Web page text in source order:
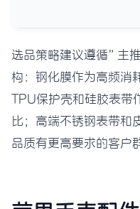
选品策略建议遵循”主
构：钢化膜作为高频消
TPU保护壳和硅胶表带
比；高端不锈钢表带和
品质有更高要求的客户